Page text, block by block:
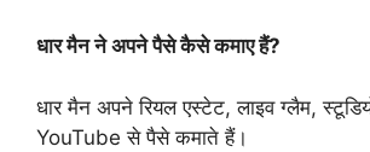
धार मैन ने अपने पैसे कैसे कमाए हैं?
धार मैन अपने रियल एस्टेट, लाइव ग्लैम,
YouTube से पैसे कमाते हैं।